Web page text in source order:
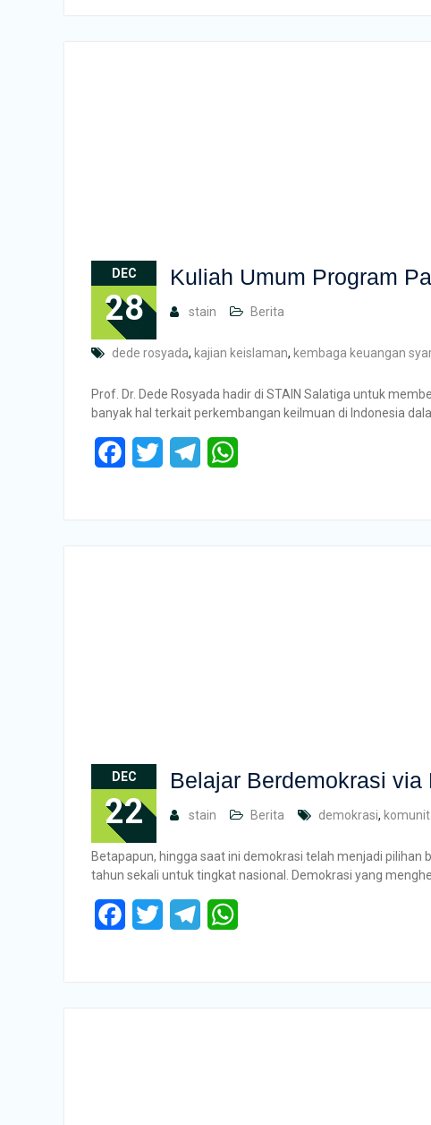
DEC
28
Kuliah Umum Program
stain Berita
dede rosyada, kajian keislaman, kembaga keuangan
Prof. Dr. Dede Rosyada hadir di STAIN Salatiga untuk
banyak hal terkait perkembangan keilmuan di Indonesia
Facebook
Twitter Telegram
DEC
22
Belajar Berdemokrasi via
stain Berita demokrasi,
Betapapun, hingga saat ini demokrasi telah menjadi
tahun sekali untuk tingkat nasional. Demokrasi yang
Facebook
Twitter Telegram